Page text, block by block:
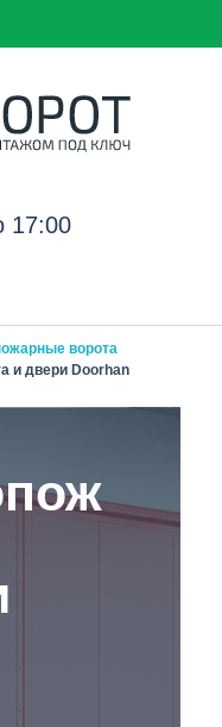
17:00
ворота
и двери Doorhan